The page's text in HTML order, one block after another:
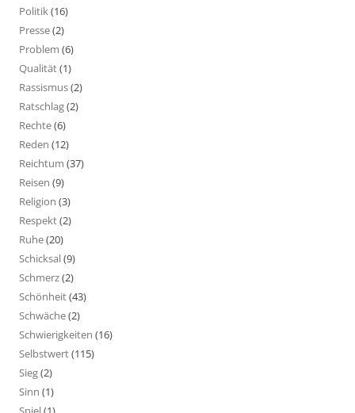
Politik(16)
Presse(2)
Problem (6)
Qualität(1)
Rassismus(2)
Ratschlag(2)
Rechte(6)
Reden (12)
Reichtum (37)
Reisen (9)
Religion (3)
Respekt(2)
Ruhe(20)
Schicksal(9)
Schmerz(2)
Schönheit(43)
Schwäche(2)
Schwierigkeiten (16)
Selbstwert(115)
Sieg(2)
Sinn (1)